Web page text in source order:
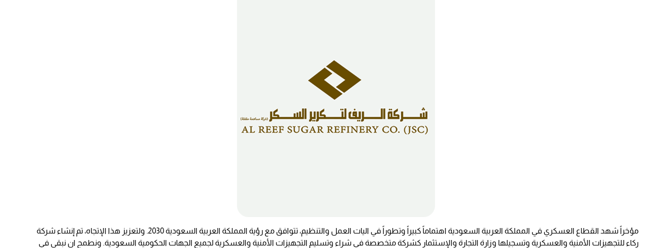
مؤخراً شهد القطاع العسكري في المملكة العربية السعودية اهتماماً كبيراً وتطوراً في اليات العمل والتنظيم، تتوافق مع رؤية المملكة العربية السعودية 2030. ولتعزيز هذا الإتجاه، تم إنشاء شركة
ركاء للتجهيزات الأمنية والعسكرية وتسجيلها وزارة التجارة والإستثمار كشركة متخصصة في شراء وتسليم التجهيزات الأمنية والعسكرية لجميع الجهات الحكومية السعودية. ونطمح ان نبقى في